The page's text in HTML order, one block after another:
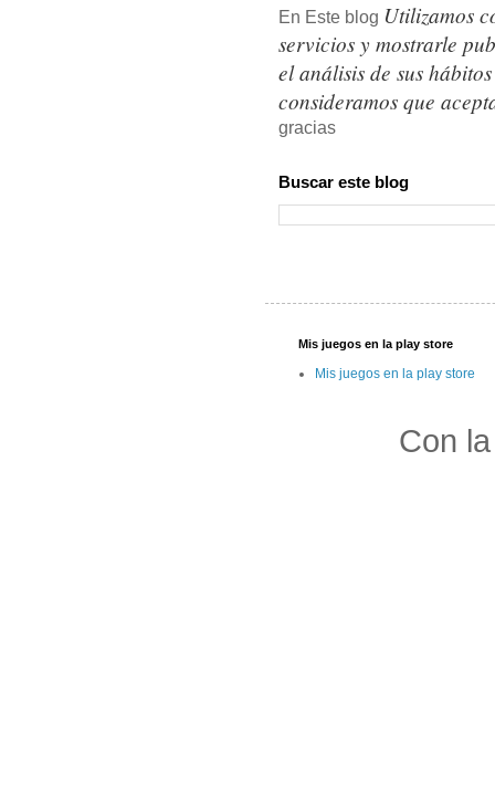
En Este blog Utilizamos
servicios y mostrarle
el análisis de sus
consideramos que
gracias
Buscar este blog
Mis juegos en la play store
Mis juegos en la play store
Con